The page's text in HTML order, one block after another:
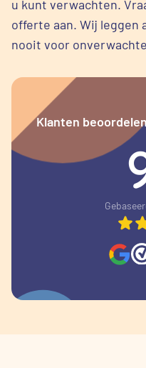
u kunt verwachten.
offerte aan. Wij leggen
nooit voor
Klanten